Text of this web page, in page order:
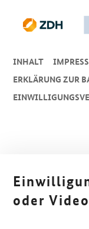
INHALT
ERKLÄRUNG ZUR
oder